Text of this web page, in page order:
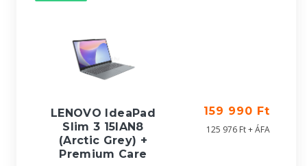
LENOVO IdeaPad
Slim 3 15IAN8
(Arctic Grey) +
Premium Care
159 990 Ft
125 976 Ft + ÁFA